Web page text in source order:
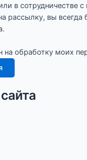
в сотрудничестве с
рассылку, вы всегда
на обработку моих